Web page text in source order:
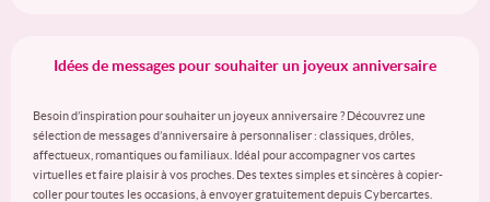
Idées de messages pour souhaiter un joyeux anniversaire
Besoin d’inspiration pour souhaiter un joyeux anniversaire ? Découvrez une
sélection de messages d’anniversaire à personnaliser : classiques, drôles,
affectueux, romantiques ou familiaux. Idéal pour accompagner vos cartes
virtuelles et faire plaisir à vos proches. Des textes simples et sincères à copier-
coller pour toutes les occasions, à envoyer gratuitement depuis Cybercartes.